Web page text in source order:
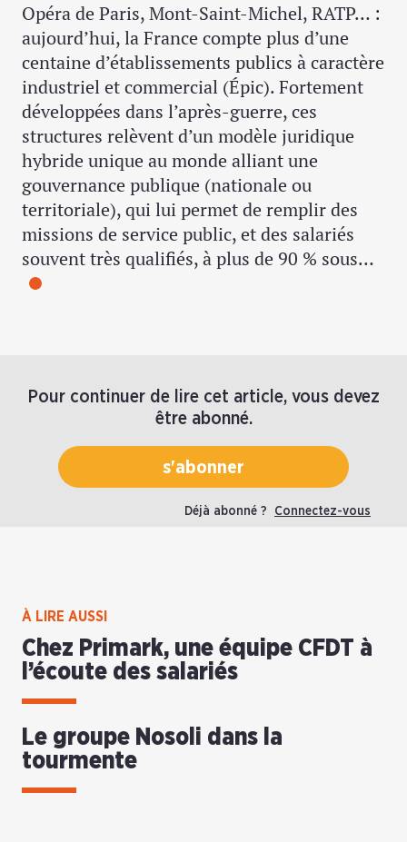
Opéra de Paris, Mont-Saint-Michel, RATP… :
aujourd’hui, la France compte plus d’une
centaine d’établissements publics à caractère
industriel et commercial (Épic). Fortement
développées dans l’après-guerre, ces
structures relèvent d’un modèle juridique
hybride unique au monde alliant une
gouvernance publique (nationale ou
territoriale), qui lui permet de remplir des
missions de service public, et des salariés
souvent très qualifiés, à plus de 90 % sous…
Pour continuer de lire cet article, vous devez
être abonné.
s'abonner
Déjà abonné ? Connectez-vous
À LIRE AUSSI
Chez Primark, une équipe CFDT à
l’écoute des salariés
Le groupe Nosoli dans la
tourmente